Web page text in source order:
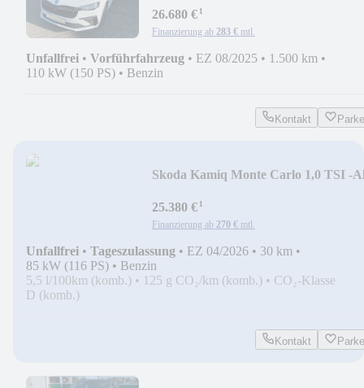
26.680 €¹
Finanzierung ab 283 € mtl.
Unfallfrei • Vorführfahrzeug • EZ 08/2025 • 1.500 km •
110 kW (150 PS) • Benzin
Kontakt
Skoda Kamiq Monte Carlo 1,0 TSI -
25.380 €¹
Finanzierung ab 270 € mtl.
Unfallfrei • Tageszulassung • EZ 04/2026 • 30 km •
85 kW (116 PS) • Benzin
5,5 l/100km (komb.) • 125 g CO₂/km (komb.) • CO₂-Klasse
D (komb.)
Kontakt